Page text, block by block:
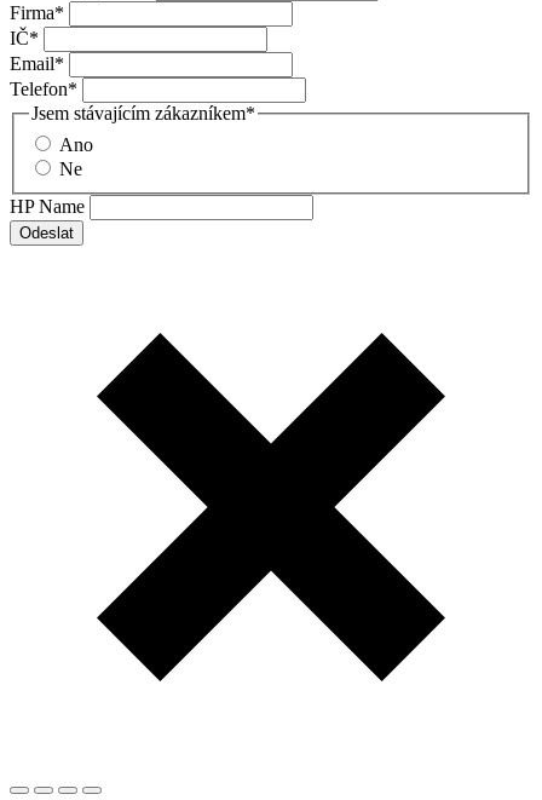
Firma*
IČ*
Email*
Telefon*
Jsem stávajícím zákazníkem*
Ano
Ne
HP Name
Odeslat